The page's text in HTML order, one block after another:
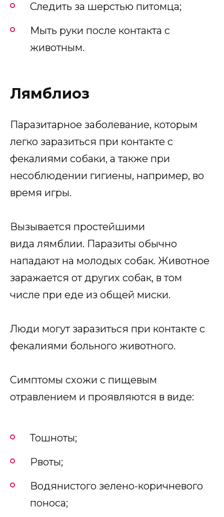
Следить за шерстью питомца;
Мыть руки после контакта с
животным.
Лямблиоз
Паразитарное заболевание, которым
легко заразиться при контакте с
фекалиями собаки, а также при
несоблюдении гигиены, например, во
время игры.
Вызывается простейшими
вида лямблии. Паразиты обычно
нападают на молодых собак. Животное
заражается от других собак, в том
числе при еде из общей миски.
Люди могут заразиться при контакте с
фекалиями больного животного.
Симптомы схожи с пищевым
отравлением и проявляются в виде:
Тошноты;
Рвоты;
Водянистого зелено-коричневого
поноса;